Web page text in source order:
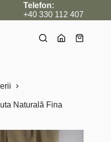
din magazin •
Telefon:
+40 330 112 407
Coș
Naturală Fina